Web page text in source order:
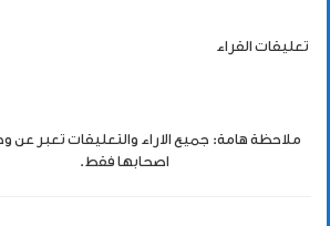
تعليقات القراء
ملاحظة هامة: جميع الاراء والتعليقات تعبر عن
اصحابها فقط.